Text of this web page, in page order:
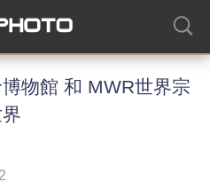
物館 和 MWR世界宗